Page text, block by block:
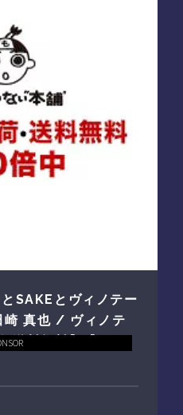
SAKEとヴィノテー
真也 / ヴィノテ
送料無料】【あす